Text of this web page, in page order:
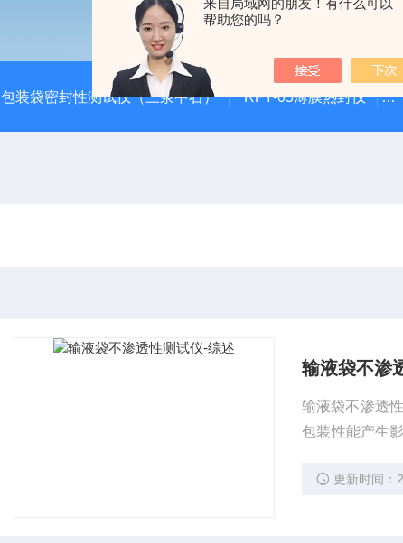
来自局域网的朋友！有什么可以
帮助您的吗？
包装袋密封性测试仪（三泉中石） RFY-05薄膜热封仪
输液袋不渗
输液袋不渗透
包装性能产生
更新时间：